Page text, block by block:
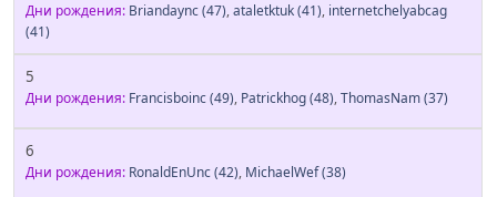
Дни рождения: Briandaync(47),ataletktuk(41), internetchelyabcag
(41)
5
Дни рождения: Francisboinc(49), Patrickhog(48),ThomasNam(37)
6
Дни рождения: RonaldEnUnc(42), MichaelWef(38)